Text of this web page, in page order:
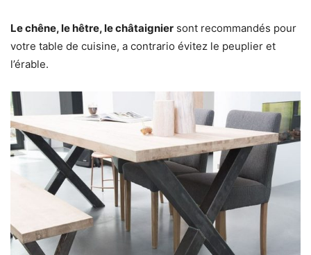
Le chêne, le hêtre, le châtaignier sont recommandés pour
votre table de cuisine, a contrario évitez le peuplier et
l’érable.